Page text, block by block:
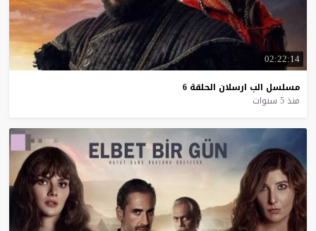
02:22:14
مسلسل الب ارسلان الحلقة 6
منذ 5 سنوات